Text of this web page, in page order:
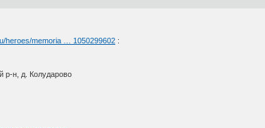
heroes/memoria … 1050299602 :
р-н, д. Колударово